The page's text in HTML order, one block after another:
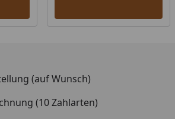
203,5 cm
38 mm
Ausgesuchtes nordisches
(auf Wunsch)
(10 Zahlarten)